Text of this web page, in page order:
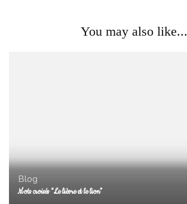
You may also like...
Blog
Mots croisés “Le lièvre et le lion”
Blog